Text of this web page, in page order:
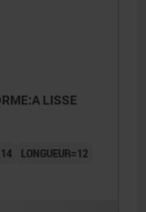
LISSE
LONGUEUR=12